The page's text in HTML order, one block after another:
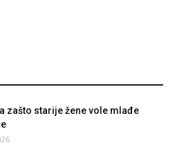
zašto starije žene vole mlađe